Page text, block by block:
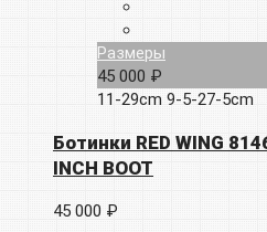
Размеры
45 000 ₽
11-29cm 9-5-27-5cm
Ботинки RED WING
INCH BOOT
45 000 ₽